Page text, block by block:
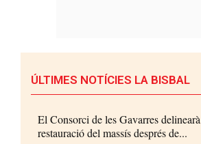
ÚLTIMES NOTÍCIES LA BISBAL
El Consorci de les Gavarres
restauració del massís després de...